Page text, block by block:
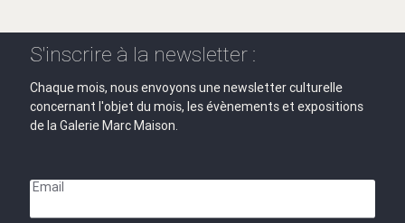
S'inscrire à la newsletter :
Chaque mois, nous envoyons une newsletter culturelle
concernant l'objet du mois, les évènements et expositions
de la Galerie Marc Maison.
Email